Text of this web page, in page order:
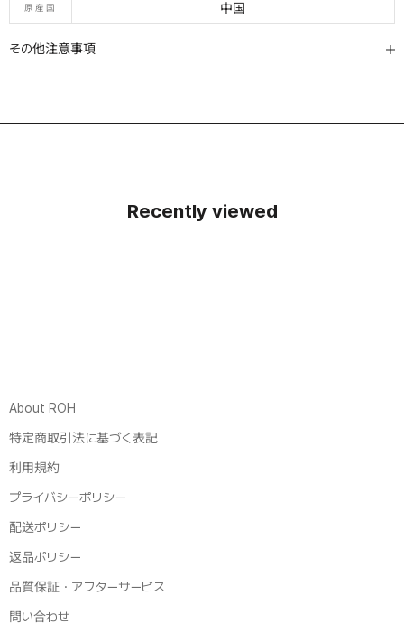
原産国 中国
その他注意事項
Recently viewed
About ROH
特定商取引法に基づく表記
利用規約
プライバシーポリシー
配送ポリシー
返品ポリシー
品質保証・アフターサービス
問い合わせ